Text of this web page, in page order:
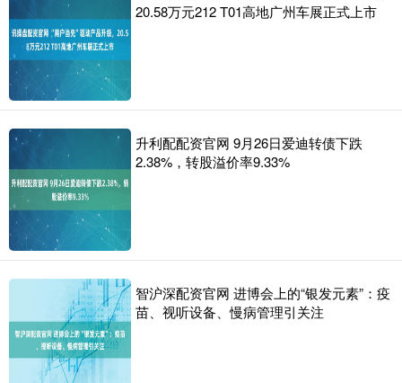
20.58万元212 T01高地广州车展正式上市
升利配配资官网 9月26日爱迪转债下跌
2.38%，转股溢价率9.33%
智沪深配资官网 进博会上的“银发元素”：疫
苗、视听设备、慢病管理引关注